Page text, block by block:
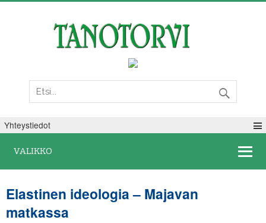
Yhteystiedot
VALIKKO
Elastinen ideologia – Majavan
matkassa